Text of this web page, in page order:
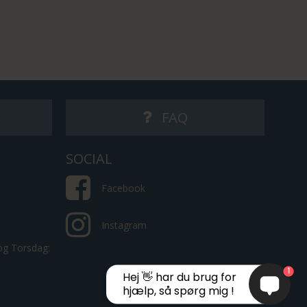
FAQ
Torsdag:
SOCIAL
Facebook
Instagram
Hej 👋 har du brug for
hjælp, så spørg mig !
1